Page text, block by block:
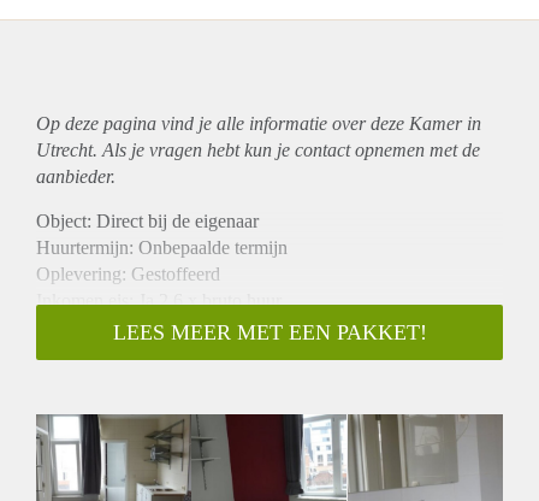
Op deze pagina vind je alle informatie over deze Kamer in
Utrecht. Als je vragen hebt kun je contact opnemen met de
aanbieder.
Object: Direct bij de eigenaar
Huurtermijn: Onbepaalde termijn
Oplevering: Gestoffeerd
Inkomen eis: Ja 2,6 x bruto huur
Garantiestelling mogelijk: Ja
Borg: 1 maand
Gedeelde keuken: Nee
Gedeelde Douche: Nee
Gedeelde woonkamer: Nee
LEES MEER MET EEN PAKKET!